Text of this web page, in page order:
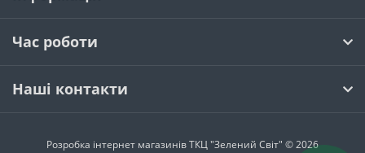
Час роботи
Наші контакти
Розробка інтернет магазинівТКЦ "Зелений Світ" © 2026